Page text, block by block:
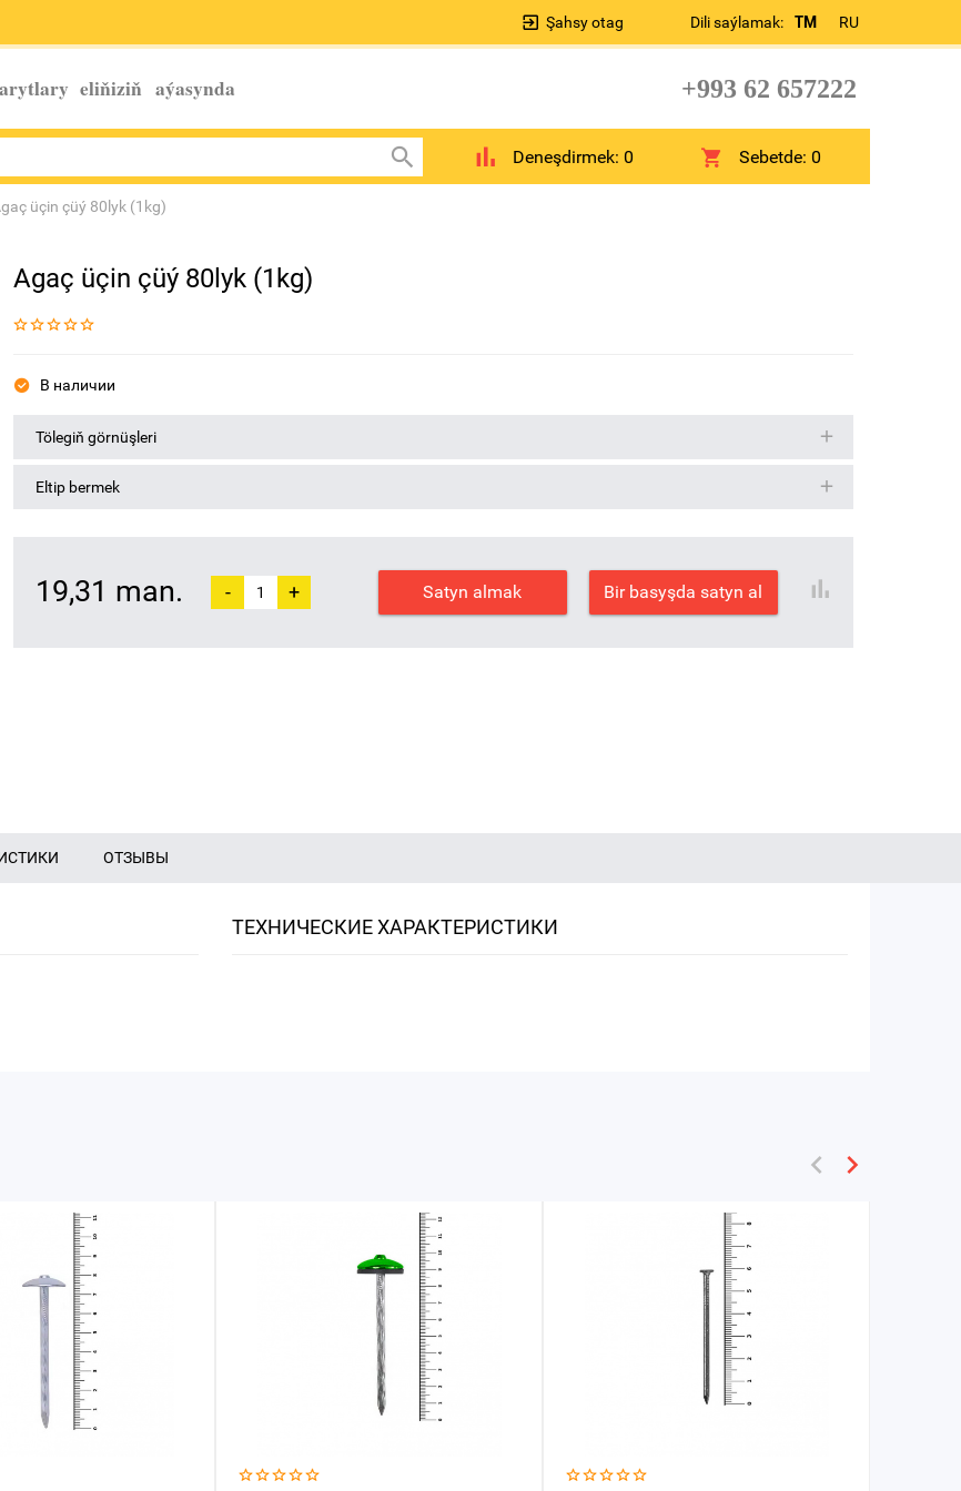
Dili saýlamak: TM RU
Şahsy otag
eliňiziň aýasynda +993 62 657222
Deneşdirmek: 0 Sebetde:0
üçin çüý 80lyk (1kg)
Agaç üçin çüý 80lyk (1kg)
В наличии
Tölegiň görnüşleri
Eltip bermek
19,31 man. - + Satyn almak Bir basyşda satyn al
ОТЗЫВЫ
ТЕХНИЧЕСКИЕ ХАРАКТЕРИСТИКИ